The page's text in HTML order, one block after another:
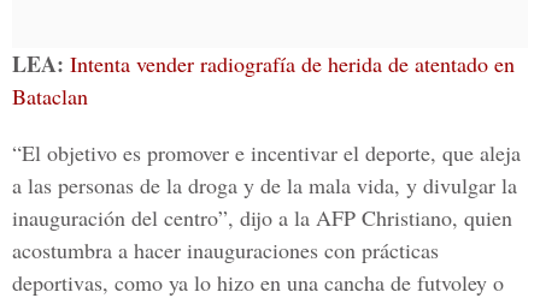
LEA: Intenta vender radiografía de herida de atentado en
Bataclan
“El objetivo es promover e incentivar el deporte, que aleja
a las personas de la droga y de la mala vida, y divulgar la
inauguración del centro”, dijo a la AFP Christiano, quien
acostumbra a hacer inauguraciones con prácticas
deportivas, como ya lo hizo en una cancha de futvoley o